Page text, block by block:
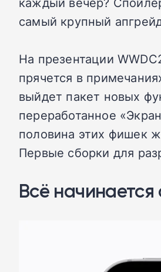
самый крупный
На презентации
прячется в
выйдет пакет новых
переработанное
половина этих фишек
Первые сборки для
Всё начинается